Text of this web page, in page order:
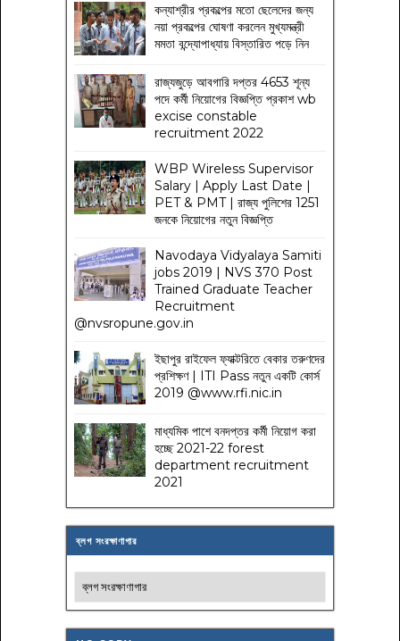
কন্যাশ্রীর প্রকল্পের মতো ছেলেদের জন্য
নয়া প্রকল্পের ঘোষণা করলেন মুখ্যমন্ত্রী
মমতা বন্দ্যোপাধ্যায় বিস্তারিত পড়ে নিন
রাজ্যজুড়ে আবগারি দপ্তর 4653 শূন্য
পদে কর্মী নিয়োগের বিজ্ঞপ্তি প্রকাশ wb
excise constable
recruitment 2022
WBP Wireless Supervisor
Salary | Apply Last Date |
PET & PMT | রাজ্য পুলিশের 1251
জনকে নিয়োগের নতুন বিজ্ঞপ্তি
Navodaya Vidyalaya Samiti
jobs 2019 | NVS 370 Post
Trained Graduate Teacher
Recruitment
@nvsropune.gov.in
ইছাপুর রাইফেল ফ্যাক্টরিতে বেকার তরুণদের
প্রশিক্ষণ | ITI Pass নতুন একটি কোর্স
2019 @www.rfi.nic.in
মাধ্যমিক পাশে বনদপ্তর কর্মী নিয়োগ করা
হচ্ছে 2021-22 forest
department recruitment
2021
ব্লগ সংরক্ষাণাগার